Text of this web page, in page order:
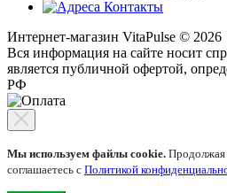
Контакты
Интернет-магазин VitaPulse © 2026
Вся информация на сайте носит
является публичной офертой,
РФ
Мы используем файлы cookie. Продолжая
соглашаетесь с Политикой